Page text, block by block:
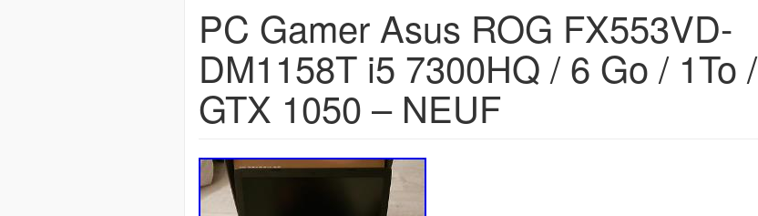
PC Gamer Asus ROG FX553VD-
DM1158T i5 7300HQ / 6 Go / 1To /
GTX 1050 – NEUF